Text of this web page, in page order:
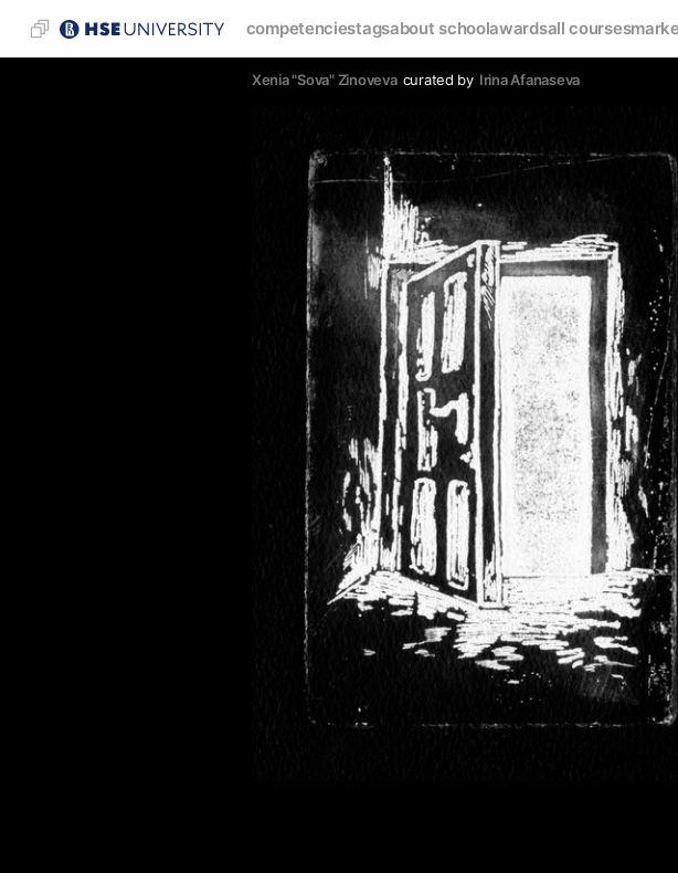
competenciestagsabout schoolawardsall courses
Xenia "Sova" Zinoveva curated by Irina Afanaseva